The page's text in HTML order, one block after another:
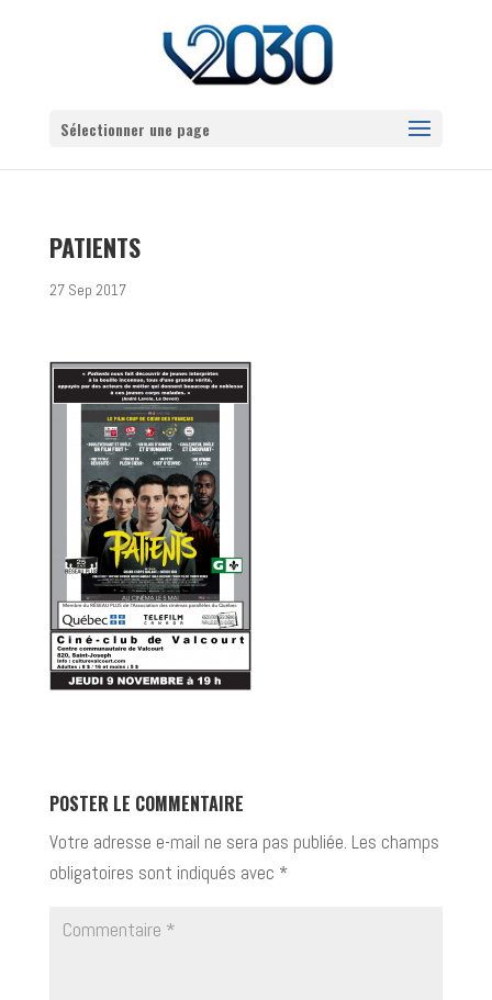
Sélectionner une page
PATIENTS
27 Sep 2017
POSTER LE COMMENTAIRE
Votre adresse e-mail ne sera pas publiée. Les champs
obligatoires sont indiqués avec *